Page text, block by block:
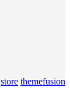
store themefusion